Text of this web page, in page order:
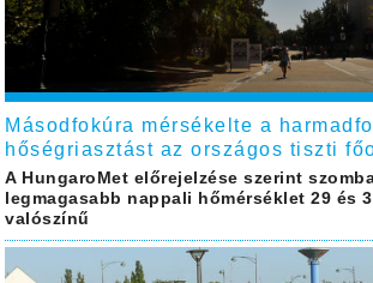
Másodfokúra mérsékelte a
hőségriasztást az országos tiszti
A HungaroMet előrejelzése szerint
legmagasabb nappali hőmérséklet 29 és
valószínű